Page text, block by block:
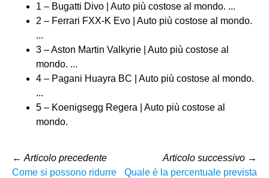
1 – Bugatti Divo | Auto più costose al mondo. ...
2 – Ferrari FXX-K Evo | Auto più costose al mondo.
...
3 – Aston Martin Valkyrie | Auto più costose al
mondo. ...
4 – Pagani Huayra BC | Auto più costose al mondo.
...
5 – Koenigsegg Regera | Auto più costose al
mondo.
← Articolo precedente
Come si possono ridurre
Articolo successivo →
Quale è la percentuale prevista